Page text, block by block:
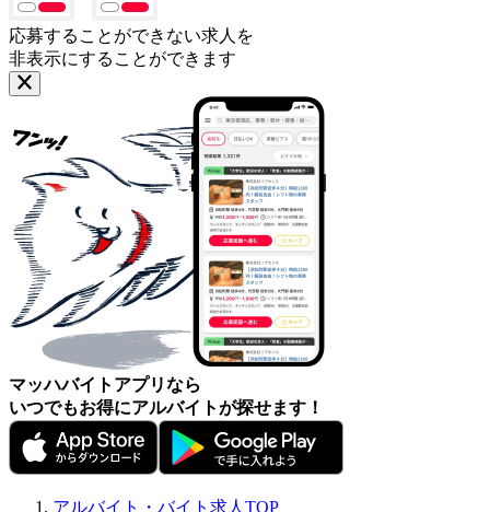
応募することができない求人を
非表示にすることができます
マッハバイトアプリなら
いつでもお得にアルバイトが探せます！
アルバイト・バイト求人TOP